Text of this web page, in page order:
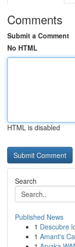
Comments
Submit a Comment
No HTML
HTML is disabled
Search
Published News
1 Descubre
1 Amant's